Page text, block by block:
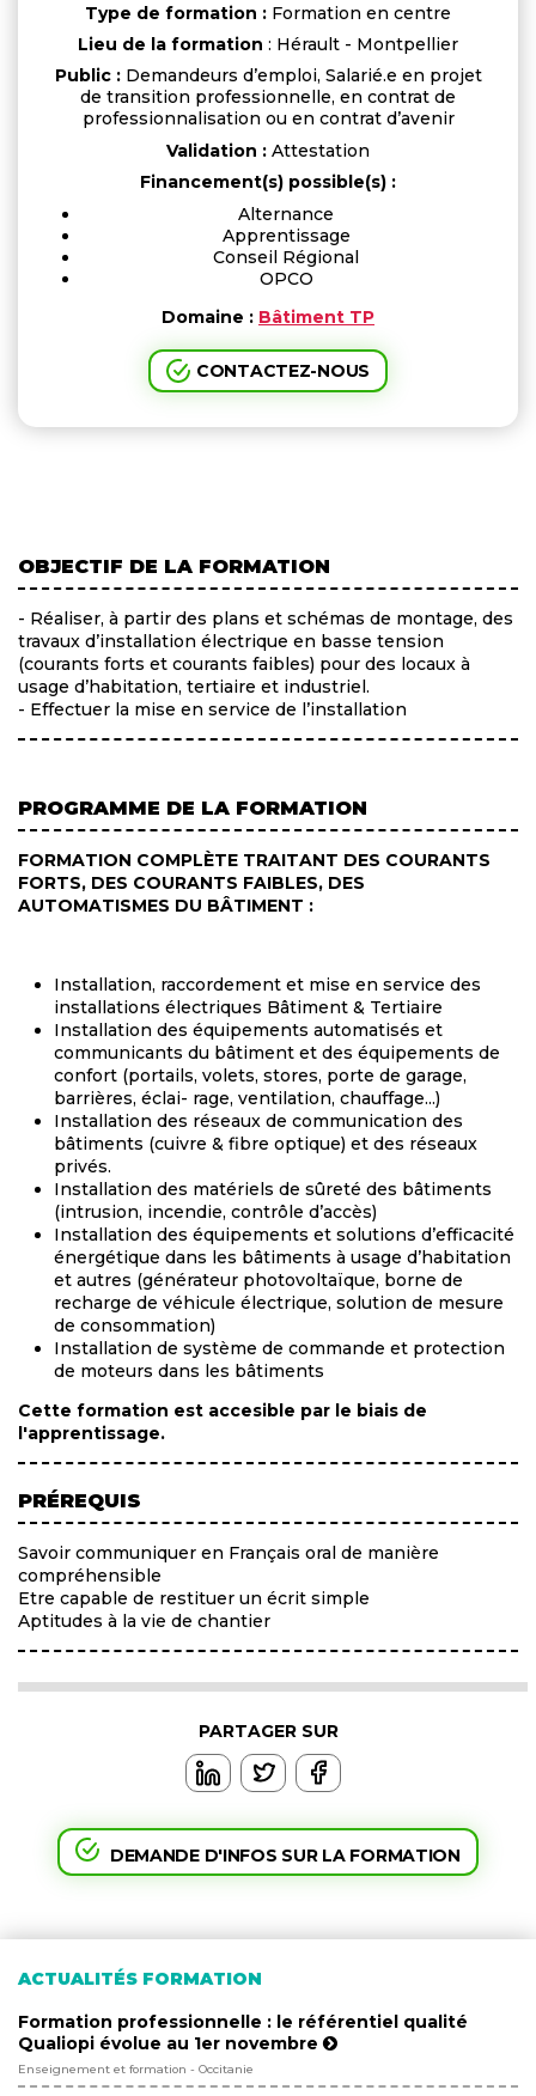
Type de formation : Formation en centre
Lieu de la formation : Hérault - Montpellier
Public :Demandeurs d’emploi, Salarié.e en projet
de transition professionnelle, en contrat de
professionnalisation ou en contrat d’avenir
Validation : Attestation
Financement(s) possible(s) :
Alternance
Apprentissage
Conseil Régional
OPCO
Domaine : Bâtiment TP
CONTACTEZ-NOUS
OBJECTIF DE LA FORMATION
- Réaliser, à partir des plans et schémas de montage, des
travaux d’installation électrique en basse tension
(courants forts et courants faibles) pour des locaux à
usage d’habitation, tertiaire et industriel.
- Effectuer la mise en service de l’installation
PROGRAMME DE LA FORMATION
FORMATION COMPLÈTE TRAITANT DES COURANTS
FORTS, DES COURANTS FAIBLES, DES
AUTOMATISMES DU BÂTIMENT :
Installation, raccordement et mise en service des
installations électriques Bâtiment & Tertiaire
Installation des équipements automatisés et
communicants du bâtiment et des équipements de
confort (portails, volets, stores, porte de garage,
barrières, éclai- rage, ventilation, chauffage...)
Installation des réseaux de communication des
bâtiments (cuivre & fibre optique) et des réseaux
privés.
Installation des matériels de sûreté des bâtiments
(intrusion, incendie, contrôle d’accès)
Installation des équipements et solutions d’efficacité
énergétique dans les bâtiments à usage d’habitation
et autres (générateur photovoltaïque, borne de
recharge de véhicule électrique, solution de mesure
de consommation)
Installation de système de commande et protection
de moteurs dans les bâtiments
Cette formation est accesible par le biais de
l'apprentissage.
PRÉREQUIS
Savoir communiquer en Français oral de manière
compréhensible
Etre capable de restituer un écrit simple
Aptitudes à la vie de chantier
DEMANDE D'INFOS SUR LA FORMATION
PARTAGER SUR
ACTUALITÉS FORMATION
Formation professionnelle : le référentiel qualité
Qualiopi évolue au 1er novembre
Enseignement et formation - Occitanie